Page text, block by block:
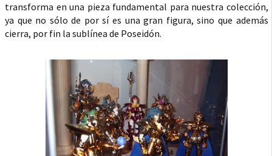
transforma en una pieza fundamental para nuestra colección,
ya que no sólo de por sí es una gran figura, sino que además
cierra, por fin la sublínea de Poseidón.